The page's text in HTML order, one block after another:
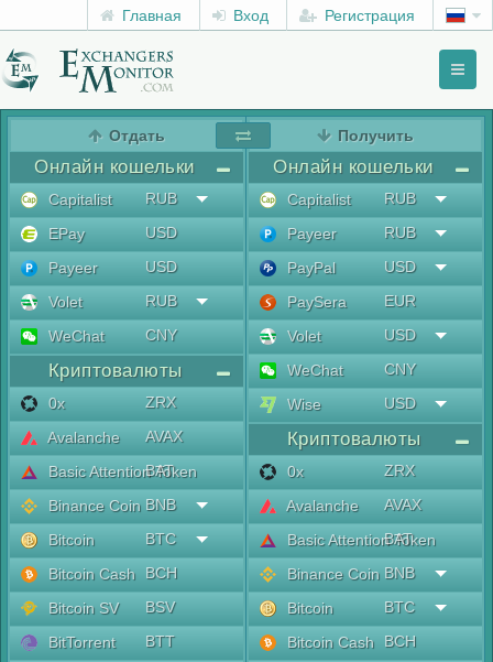
Главная Вход Регистрация
Отдать
Онлайн кошельки
Capitalist
RUB
EPay
USD
Payeer
USD
Volet
RUB
WeChat
CNY
Криптовалюты
0x
ZRX
Avalanche
AVAX
Basic Attention Token
BAT
Binance Coin BNB
Bitcoin
BTC
Bitcoin Cash
BCH
Bitcoin SV
BSV
BitTorrent
BTT
Получить
Онлайн кошельки
Capitalist
RUB
Payeer
RUB
PayPal
USD
PaySera
EUR
Volet
USD
WeChat
CNY
Wise
USD
Криптовалюты
0x
ZRX
Avalanche
AVAX
Basic Attention Token
BAT
Binance Coin BNB
Bitcoin
BTC
Bitcoin Cash
BCH